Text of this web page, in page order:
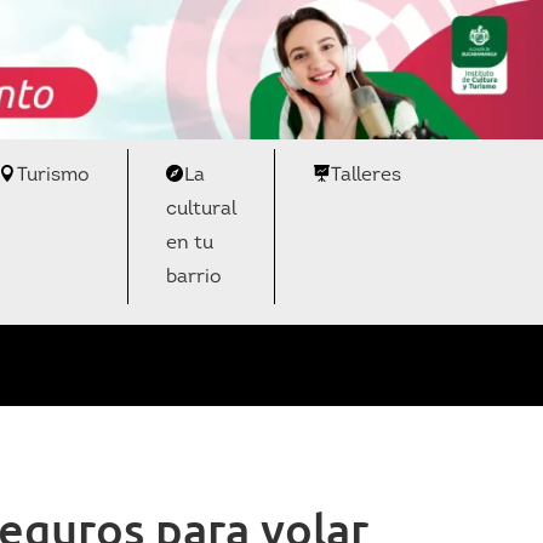
Turismo
La
cultural
en tu
barrio
Talleres
para volar